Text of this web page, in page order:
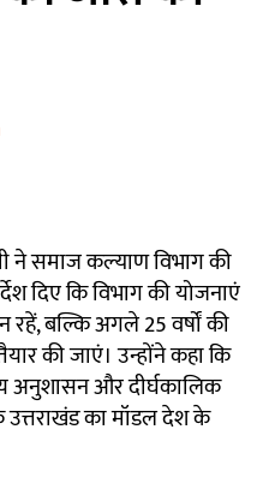
ने समाज कल्याण विभाग की
दिए कि विभाग की योजनाएं
बल्कि अगले 25 वर्षों की
की जाएं। उन्होंने कहा कि
अनुशासन और दीर्घकालिक
उत्तराखंड का मॉडल देश के